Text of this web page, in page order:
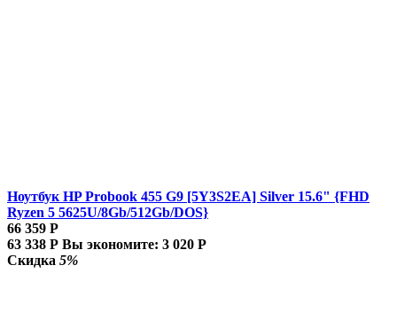
Ноутбук HP Probook 455 G9 [5Y3S2EA] Silver 15.6" {FHD
Ryzen 5 5625U/8Gb/512Gb/DOS}
66 359 Р
63 338 Р Вы экономите: 3 020 Р
Скидка 5%